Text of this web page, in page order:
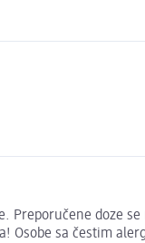
doze
sa čestim